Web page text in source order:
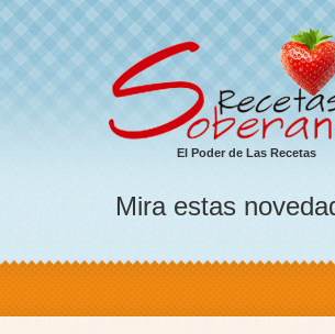
El Poder de Las Recetas
Mira estas